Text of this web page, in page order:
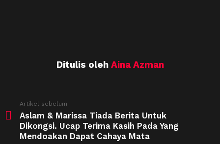
Ditulis oleh Aina Azman
more
Artikel sebelum
Aslam & Marissa Tiada Berita Untuk
Dikongsi. Ucap Terima Kasih Pada Yang
Mendoakan Dapat Cahaya Mata